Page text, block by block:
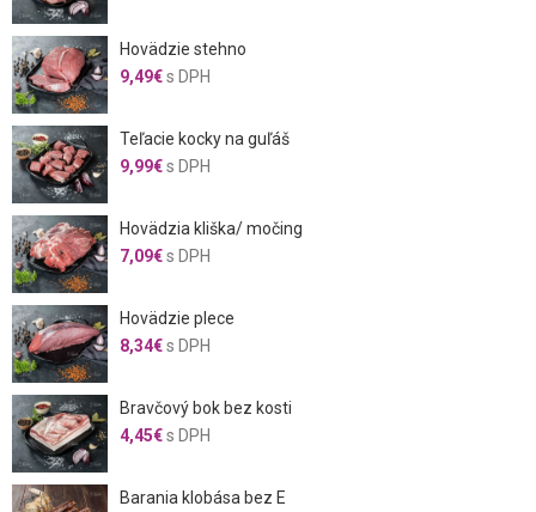
Hovädzie stehno
9,49€s DPH
Teľacie kocky na guľáš
9,99€s DPH
Hovädzia kliška/ močing
7,09€s DPH
Hovädzie plece
8,34€s DPH
Bravčový bok bez kosti
4,45€s DPH
Barania klobása bez E